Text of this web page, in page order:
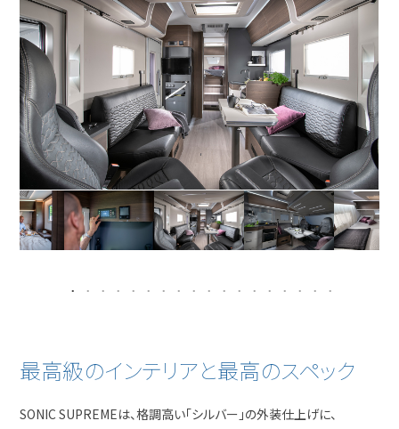
最高級のインテリアと最高のスペック
SONIC SUPREMEは、格調高い「シルバー」の外装仕上げに、